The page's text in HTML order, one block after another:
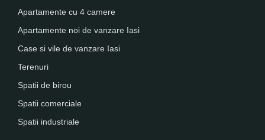
Apartamente cu 4 camere
Apartamente noi de vanzare Iasi
Case si vile de vanzare Iasi
Terenuri
Spatii de birou
Spatii comerciale
Spatii industriale